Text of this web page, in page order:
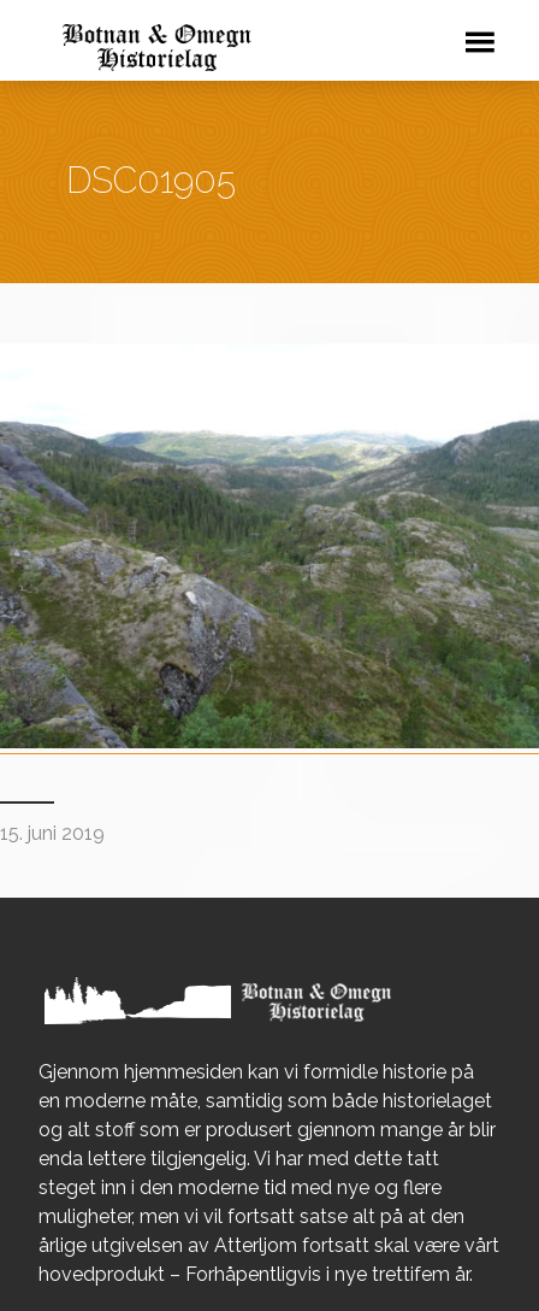
DSC01905
15. juni 2019
Gjennom hjemmesiden kan vi formidle historie på
en moderne måte, samtidig som både historielaget
og alt stoff som er produsert gjennom mange år blir
enda lettere tilgjengelig. Vi har med dette tatt
steget inn i den moderne tid med nye og flere
muligheter, men vi vil fortsatt satse alt på at den
årlige utgivelsen av Atterljom fortsatt skal være vårt
hovedprodukt – Forhåpentligvis i nye trettifem år.